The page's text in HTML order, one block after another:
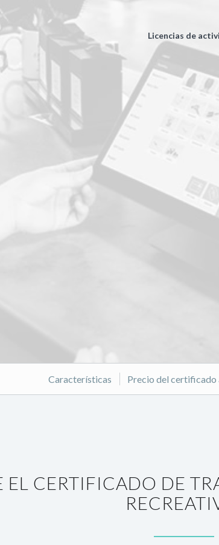
Licencias de
CERTIFICADO
LICENCIA
PARA LICENCIAS ACTIVIDAD
Características Precio del certificado
EL CERTIFICADO DE